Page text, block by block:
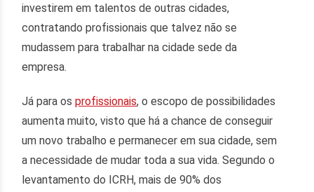
investirem em talentos de outras cidades,
contratando profissionais que talvez não se
mudassem para trabalhar na cidade sede da
empresa.
Já para osprofissionais, o escopo de possibilidades
aumenta muito, visto que há a chance de conseguir
um novo trabalho e permanecer em sua cidade, sem
a necessidade de mudar toda a sua vida. Segundo o
levantamento do ICRH, mais de 90% dos